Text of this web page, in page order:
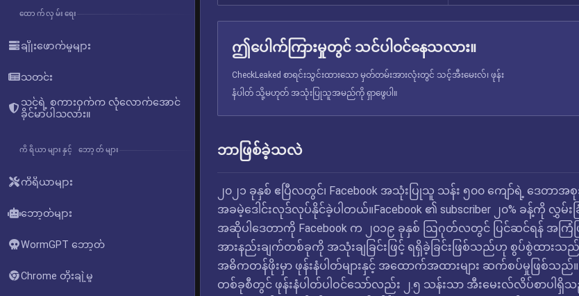
ထောက်လှမ်းရေး
ချိုးဖောက်မှုများ
သတင်း
သင့်ရဲ့ စကားဝှက်က လုံလောက်အောင်
ခိုင်မာပါသလား။
ကိရိယာများနှင့် ဘော့တ်များ
ကိရိယာများ
ဘော့တ်များ
WormGPT ဘော့တ်
Chrome တိုးချဲ့မှု
ဤပေါက်ကြားမှုတွင် သင်ပါဝင်နေသလား။
CheckLeaked စာရင်းသွင်းထားသော မှတ်တမ်းအားလုံးတွင် သင့်အီးမေးလ်၊ ဖုန်း
နံပါတ် သို့မဟုတ် အသုံးပြုသူအမည်ကို ရှာဖွေပါ။
ဘာဖြစ်ခဲ့သလဲ
၂၀၂၁ ခုနှစ် ဧပြီလတွင်၊ Facebook အသုံးပြုသူ သန်း ၅၀၀ ကျော်ရဲ့ ဒေတာအ
အခမဲ့ဒေါင်းလုဒ်လုပ်နိုင်ခဲ့ပါတယ်။Facebook ၏ subscriber ၂၀% ခန့်ကို လွှမ်
အဆိုပါဒေတာကို Facebook က ၂၀၁၉ ခုနှစ် ဩဂုတ်လတွင် ပြင်ဆင်ရန် အကြံ
အားနည်းချက်တစ်ခုကို အသုံးချခြင်းဖြင့် ရရှိခဲ့ခြင်းဖြစ်သည်ဟု စွပ်စွဲထားသ
အဓိကတန်ဖိုးမှာ ဖုန်းနံပါတ်များနှင့် အထောက်အထားများ ဆက်စပ်မှုဖြစ်သည်
တစ်ခုစီတွင် ဖုန်းနံပါတ်ပါဝင်သော်လည်း ၂.၅ သန်းသာ အီးမေးလ်လိပ်စာပါရှိ